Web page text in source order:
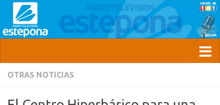
OTRAS NOTICIAS